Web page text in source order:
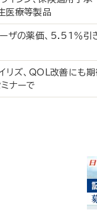
医療等製品
ペーザの薬価、5.51
リズ、QOL改善に
ナーで